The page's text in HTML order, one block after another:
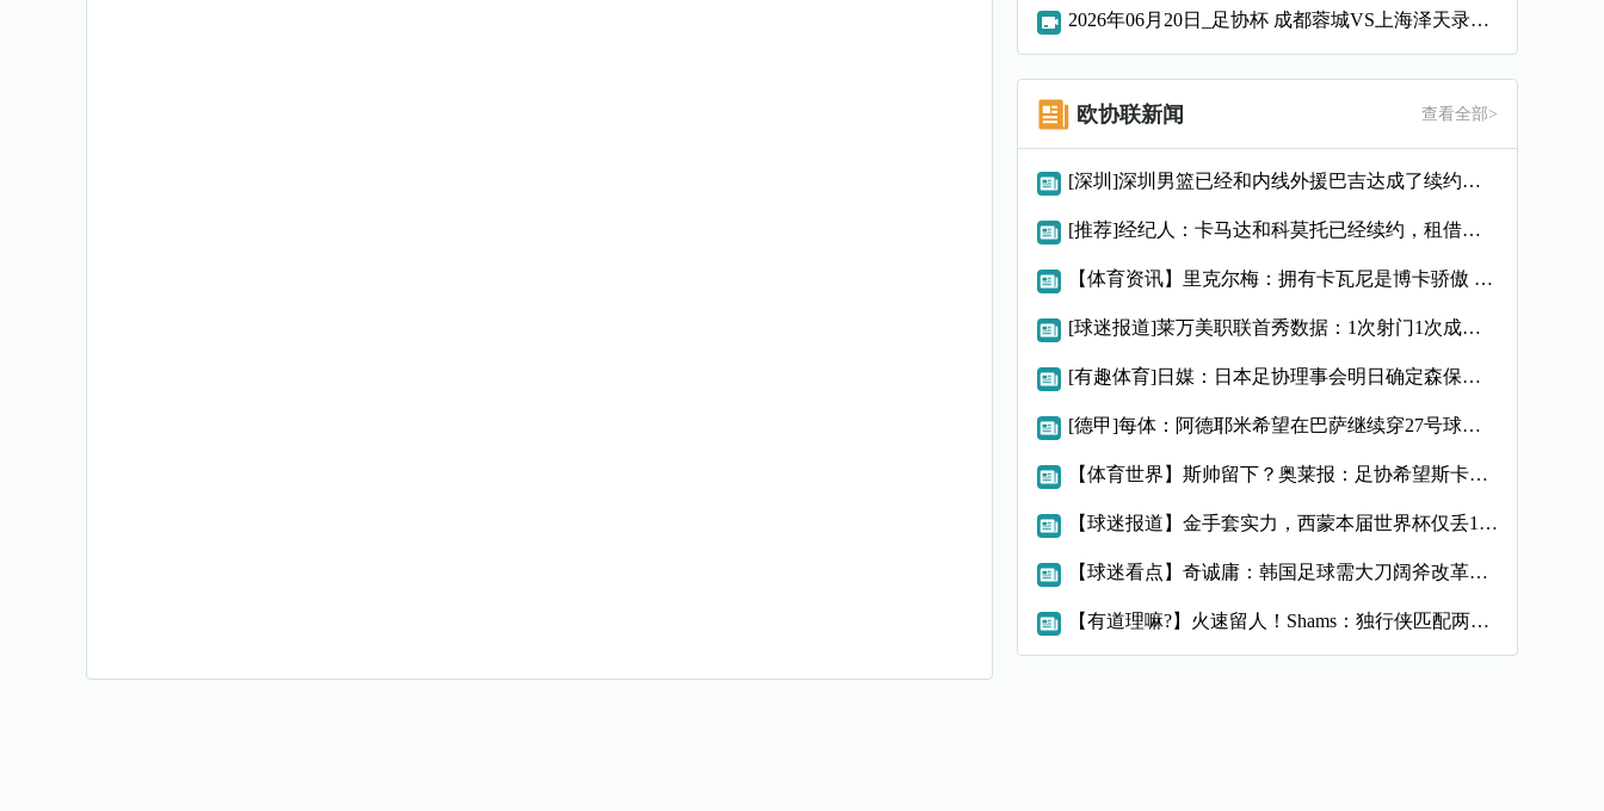
2026年06月20日_足协杯 成都蓉城VS上海泽天录像_全场录像【视频集锦】
欧协联新闻 查看全部>
[深圳]深圳男篮已经和内线外援巴吉达成了续约一致
[推荐]经纪人：卡马达和科莫托已经续约，租借？目前的想法是留
【体育资讯】里克尔梅：拥有卡瓦尼是博卡骄傲 斯卡洛尼是史上最
[球迷报道]莱万美职联首秀数据：1次射门1次成功过人预期进球
[有趣体育]日媒：日本足协理事会明日确定森保一续约半年，提案
[德甲]每体：阿德耶米希望在巴萨继续穿27号球衣，但西甲规则
【体育世界】斯帅留下？奥莱报：足协希望斯卡洛尼继续执教，相信
【球迷报道】金手套实力，西蒙本届世界杯仅丢1球，近16场代表
【球迷看点】奇诚庸：韩国足球需大刀阔斧改革，从业者必须清醒过
【有道理嘛?】火速留人！Shams：独行侠匹配两年470万报